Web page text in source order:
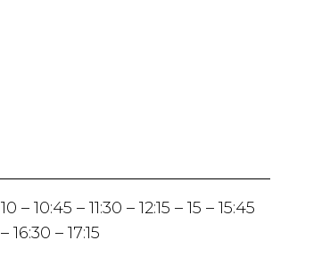
10 – 10:45 – 11:30 – 12:15 – 15 – 15:45
– 16:30 – 17:15